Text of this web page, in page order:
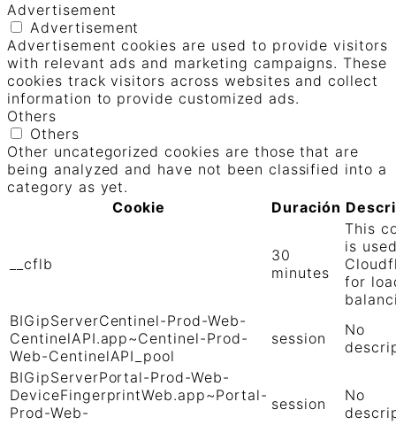
Advertisement
Advertisement
Advertisement cookies are used to provide visitors
with relevant ads and marketing campaigns. These
cookies track visitors across websites and collect
information to provide customized ads.
Others
Others
Other uncategorized cookies are those that are
being analyzed and have not been classified into a
category as yet.
Cookie
Duración
__cflb
30
minutes
This
is
for
BIGipServerCentinel-Prod-Web-
CentinelAPI.app~Centinel-Prod-
Web-CentinelAPI_pool
session
No
BIGipServerPortal-Prod-Web-
DeviceFingerprintWeb.app~Portal-
Prod-Web-
session
No